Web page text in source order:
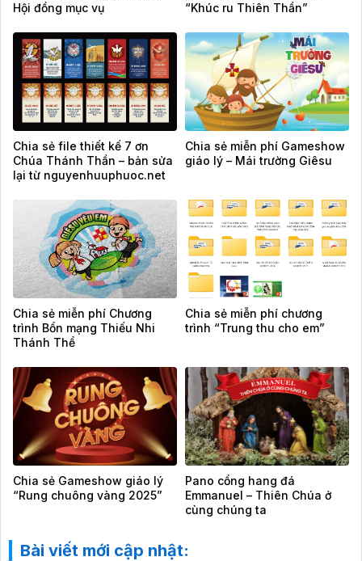
Hội đồng mục vụ
“Khúc ru Thiên Thần”
Chia sẻ file thiết kế 7 ơn
Chúa Thánh Thần – bản sửa
lại từ nguyenhuuphuoc.net
Chia sẻ miễn phí Gameshow
giáo lý – Mái trường Giêsu
Chia sẻ miễn phí Chương
trình Bổn mạng Thiếu Nhi
Thánh Thể
Chia sẻ miễn phí chương
trình “Trung thu cho em”
Chia sẻ Gameshow giáo lý
“Rung chuông vàng 2025”
Pano cổng hang đá
Emmanuel – Thiên Chúa ở
cùng chúng ta
Bài viết mới cập nhật: